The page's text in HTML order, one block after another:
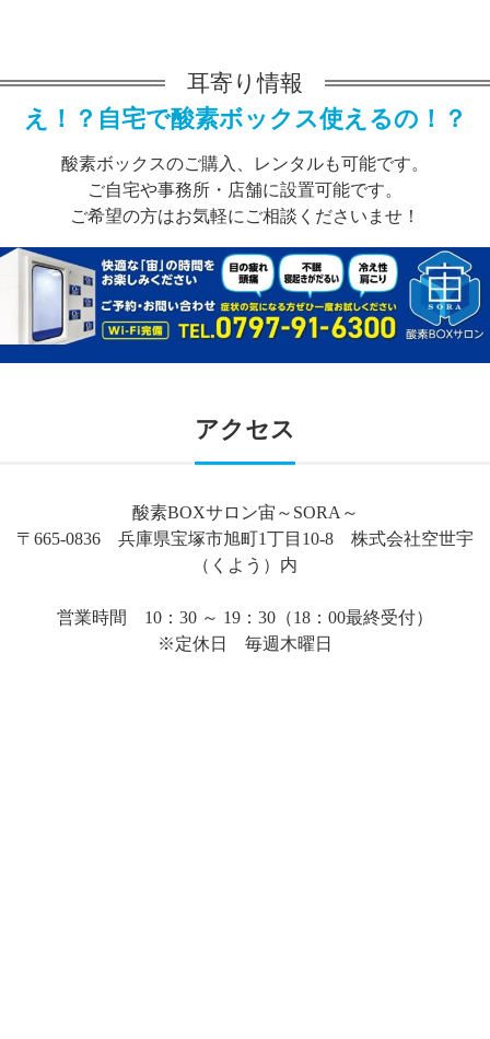
耳寄り情報
え！？自宅で酸素ボックス使えるの！？
酸素ボックスのご購入、レンタルも可能です。
ご自宅や事務所・店舗に設置可能です。
ご希望の方はお気軽にご相談くださいませ！
アクセス
酸素BOXサロン宙～SORA～
〒665-0836 兵庫県宝塚市旭町1丁目10-8 株式会社空世宇
（くよう）内
営業時間 10：30 ～ 19：30（18：00最終受付）
※定休日 毎週木曜日